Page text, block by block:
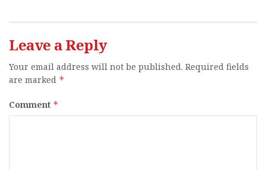
Leave a Reply
Your email address will not be published. Required fields
are marked *
Comment *